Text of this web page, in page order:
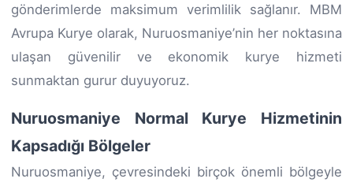
gönderimlerde maksimum verimlilik sağlanır. MBM
Avrupa Kurye olarak, Nuruosmaniye’nin her noktasına
ulaşan güvenilir ve ekonomik kurye hizmeti
sunmaktan gurur duyuyoruz.
Nuruosmaniye Normal Kurye Hizmetinin
Kapsadığı Bölgeler
Nuruosmaniye, çevresindeki birçok önemli bölgeyle